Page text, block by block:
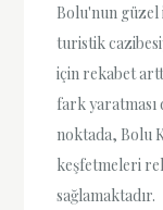
Bolu'nun güzel
turistik
için rekabet
fark yaratması
noktada, Bolu
keşfetmeleri
sağlamaktadır.